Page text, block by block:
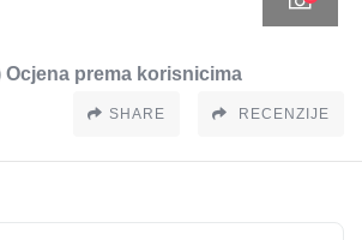
Ocjena prema korisnicima
SHARE RECENZIJE